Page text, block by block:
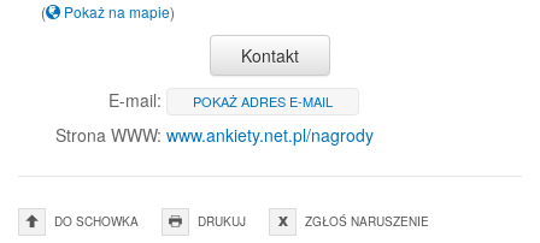
( Pokaż na mapie)
Kontakt
E-mail:
POKAŻ ADRES E-MAIL
Strona WWW: www.ankiety.net.pl/nagrody
DO SCHOWKA DRUKUJ ZGŁOŚ NARUSZENIE